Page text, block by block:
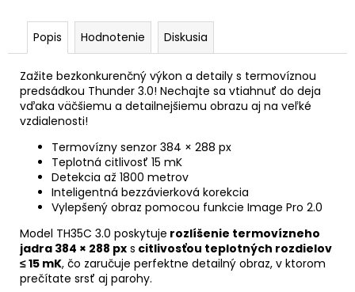
Popis Hodnotenie Diskusia
Zažite bezkonkurenčný výkon a detaily s termovíznou
predsádkou Thunder 3.0! Nechajte sa vtiahnuť do deja
vďaka väčšiemu a detailnejšiemu obrazu aj na veľké
vzdialenosti!
Termovízny senzor 384 × 288 px
Teplotná citlivosť 15 mK
Detekcia až 1800 metrov
Inteligentná bezzávierková korekcia
Vylepšený obraz pomocou funkcie Image Pro 2.0
Model TH35C 3.0 poskytuje rozlíšenie termovízneho
jadra 384 × 288 px s citlivosťou teplotných rozdielov
≤ 15 mK, čo zaručuje perfektne detailný obraz, v ktorom
prečítate srsť aj parohy.